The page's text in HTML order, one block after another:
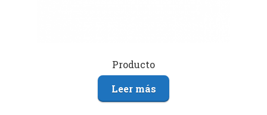
Producto
Leer más